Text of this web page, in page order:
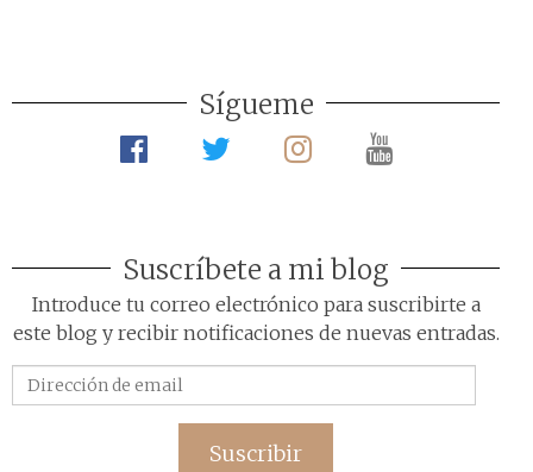
Sígueme
Suscríbete a mi blog
Introduce tu correo electrónico para suscribirte a
este blog y recibir notificaciones de nuevas entradas.
de
Suscribir